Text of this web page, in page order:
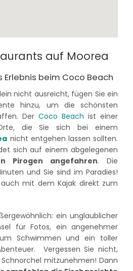
auf Moorea
Erlebnis beim Coco Beach
nicht ausreicht, fügen Sie ein
hinzu, um die schönsten
Der Coco Beach ist einer
die Sie sich bei einem
nicht entgehen lassen sollten.
sich auf einem abgelegenen
Pirogen angefahren. Die
und Sie sind im Paradies!
mit dem Kajak direkt zum
ein unglaublicher
für Fotos, ein angenehmer
Schwimmen und ein toller
Vergessen Sie nicht,
mitzunehmen! Dann